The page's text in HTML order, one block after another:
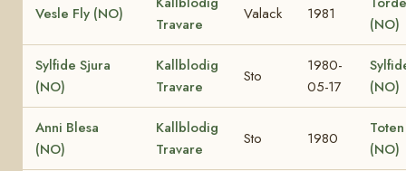
Vesle Fly (NO)
Travare
Valack 1981
(NO)
Sylfide Sjura
(NO)
Kallblodig
Travare
Sto
1980-
05-17
(NO)
Anni Blesa
(NO)
Kallblodig
Travare
Sto 1980
(NO)